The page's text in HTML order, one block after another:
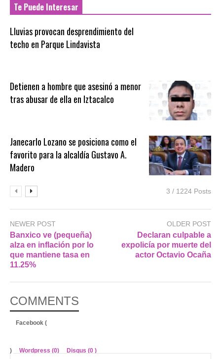
Te Puede Interesar
Lluvias provocan desprendimiento del
techo en Parque Lindavista
Detienen a hombre que asesinó a menor
tras abusar de ella en Iztacalco
Janecarlo Lozano se posiciona como el
favorito para la alcaldía Gustavo A.
Madero
3 / 1224 Posts
NEWER POST
Banxico ve (pequeña)
alza en inflación por lo
que mantiene tasa en
11.25%
OLDER POST
Declaran culpable a
expolicía por muerte del
actor Octavio Ocaña
COMMENTS
Facebook (
) Wordpress (0) Disqus (0 )